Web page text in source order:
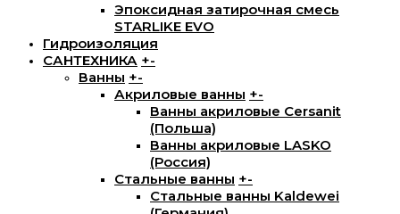
Эпоксидная затирочная смесь
STARLIKE EVO
Гидроизоляция
САНТЕХНИКА +-
Ванны +-
Акриловые ванны +-
Ванны акриловые Cersanit
(Польша)
Ванны акриловые LASKO
(Россия)
Стальные ванны +-
Стальные ванны Kaldewei